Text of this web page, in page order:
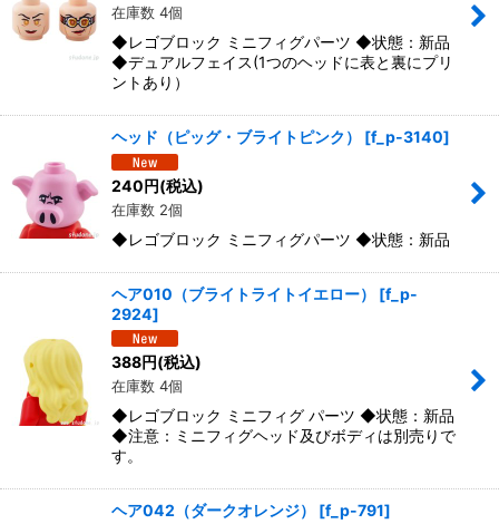
在庫数 4個
◆レゴブロック ミニフィグパーツ ◆状態：新品
◆デュアルフェイス(1つのヘッドに表と裏にプリ
ントあり）
ヘッド（ピッグ・ブライトピンク） [f_p-3140]
240円(税込)
在庫数 2個
◆レゴブロック ミニフィグパーツ ◆状態：新品
ヘア010（ブライトライトイエロー） [f_p-
2924]
388円(税込)
在庫数 4個
◆レゴブロック ミニフィグ パーツ ◆状態：新品
◆注意：ミニフィグヘッド及びボディは別売りで
す。
ヘア042（ダークオレンジ） [f_p-791]